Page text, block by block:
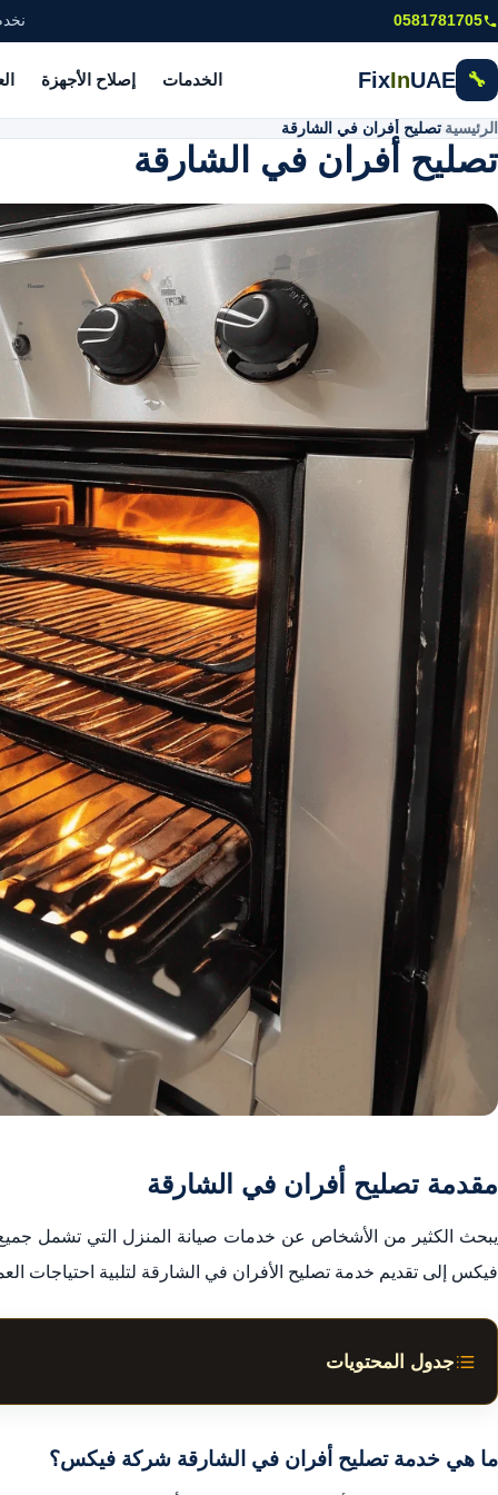
تخطى إلى المحتوى الرئيسي
0581781705
🔧
FixInUAE الخدمات إصلاح الأجهزة
الرئيسية تصليح أفران في الشارقة
تصليح أفران في الشارقة
مقدمة تصليح أفران في الشارقة
يبحث الكثير من الأشخاص عن خدمات صيانة المنزل التي تشمل
فيكس إلى تقديم خدمة تصليح الأفران في الشارقة لتلبية احتياجات
جدول المحتويات
خدمات تصليح الأفران
ما هي خدمة تصليح أفران في الشارقة شركة فيكس؟